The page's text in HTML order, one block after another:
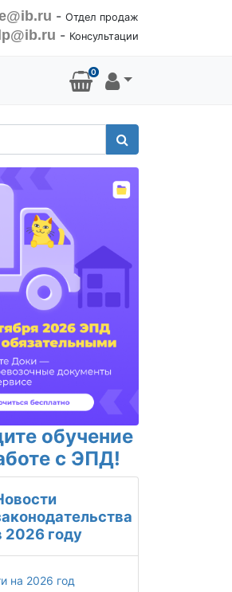
- Отдел продаж
- Консультации
0
Поиск
обучение
с ЭПД!
2026 году
на 2026 год